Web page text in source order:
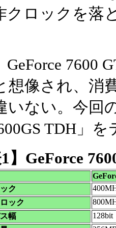
クロックを落
7600
想像され、消
いない。今回
TDH」
1】GeForce
ク
ック
幅
128bit